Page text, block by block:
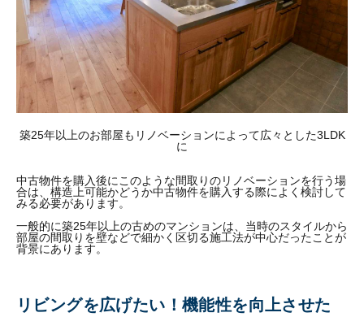
築25年以上のお部屋もリノベーションによって広々とした3LDK
に
中古物件を購入後にこのような間取りのリノベーションを行う場
合は、構造上可能かどうか中古物件を購入する際によく検討して
みる必要があります。
一般的に築25年以上の古めのマンションは、当時のスタイルから
部屋の間取りを壁などで細かく区切る施工法が中心だったことが
背景にあります。
リビングを広げたい！機能性を向上させた